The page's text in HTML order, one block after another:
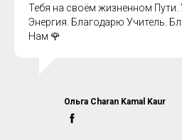
Тебя на своём жизненном
Энергия. Благодарю Учитель.
Нам 🌹
Ольга Charan Kamal Kaur